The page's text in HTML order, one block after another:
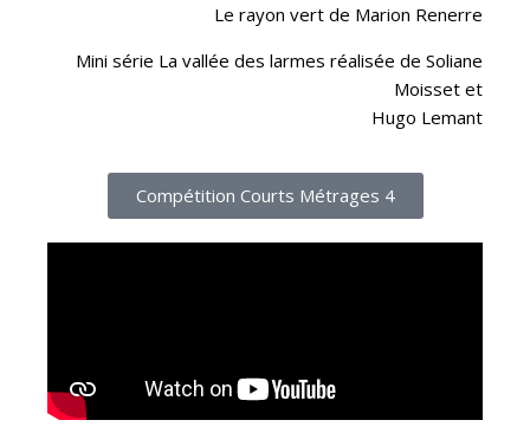
Le rayon vert de Marion Renerre
Mini série La vallée des larmes réalisée de Soliane
Moisset et
Hugo Lemant
Compétition Courts Métrages 4